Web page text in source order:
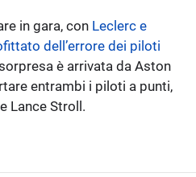
in gara, con Leclerc e
dell’errore dei piloti
è arrivata da Aston
entrambi i piloti a punti,
Lance Stroll.